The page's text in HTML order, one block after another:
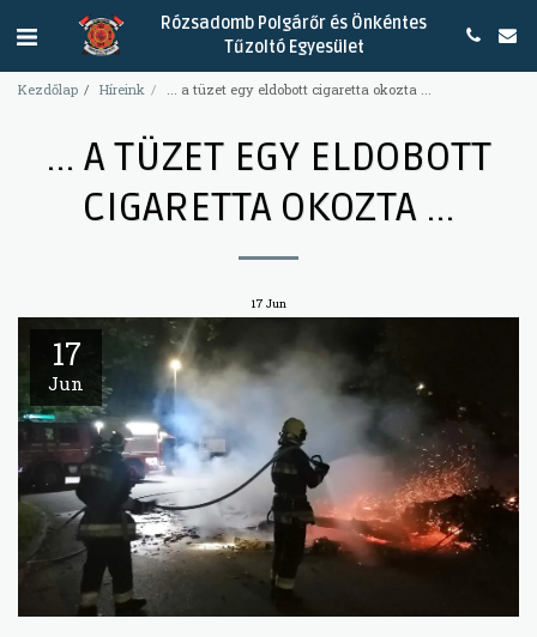
Rózsadomb Polgárőr és Önkéntes
Tűzoltó Egyesület
Kezdőlap Híreink ... a tüzet egy eldobott cigaretta okozta ...
... A TÜZET EGY ELDOBOTT
CIGARETTA OKOZTA ...
17 Jun
17
Jun